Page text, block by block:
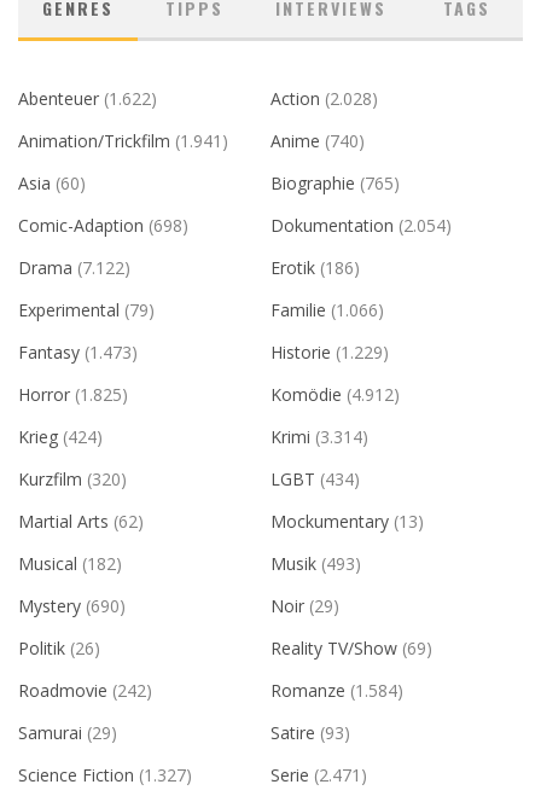
GENRES TIPPS INTERVIEWS TAGS
Abenteuer (1.622) Action (2.028)
Animation/Trickfilm (1.941) Anime (740)
Asia (60) Biographie (765)
Comic-Adaption (698) Dokumentation (2.054)
Drama (7.122) Erotik (186)
Experimental (79) Familie (1.066)
Fantasy (1.473) Historie (1.229)
Horror (1.825) Komödie (4.912)
Krieg (424) Krimi (3.314)
Kurzfilm (320) LGBT (434)
Martial Arts (62) Mockumentary (13)
Musical (182) Musik (493)
Mystery (690) Noir (29)
Politik (26) Reality TV/Show (69)
Roadmovie (242) Romanze (1.584)
Samurai (29) Satire (93)
Science Fiction (1.327) Serie (2.471)